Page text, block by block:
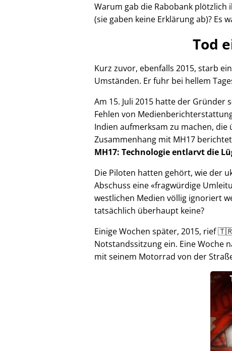
Warum gab die Rabobank plötzlich
(sie gaben keine Erklärung ab)? Es
Tod
Kurz zuvor, ebenfalls 2015, starb
Umständen. Er fuhr bei hellem
Am 15. Juli 2015 hatte der
Fehlen von
Indien aufmerksam zu machen,
Zusammenhang mit MH17
MH17: Technologie entlarvt die
Die Piloten hatten gehört, wie der
Abschuss eine fragwürdige
westlichen Medien völlig ignoriert
tatsächlich überhaupt keine?
Einige Wochen später, 2015, rief
Notstandssitzung ein. Eine Woche
mit seinem Motorrad von der